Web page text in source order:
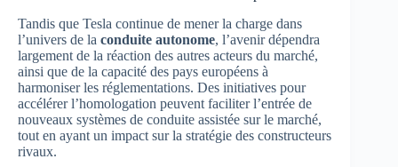
Tandis que Tesla continue de mener la charge dans
l’univers de la conduite autonome, l’avenir dépendra
largement de la réaction des autres acteurs du marché,
ainsi que de la capacité des pays européens à
harmoniser les réglementations. Des initiatives pour
accélérer l’homologation peuvent faciliter l’entrée de
nouveaux systèmes de conduite assistée sur le marché,
tout en ayant un impact sur la stratégie des constructeurs
rivaux.